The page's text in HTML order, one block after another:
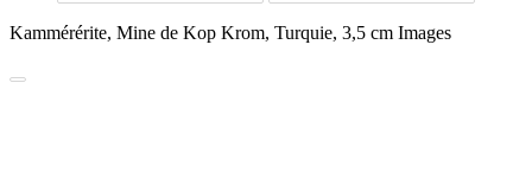
Kammérérite, Mine de Kop Krom, Turquie, 3,5 cm Images